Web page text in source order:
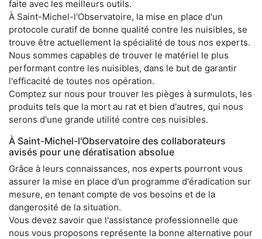
faite avec les meilleurs outils.
À Saint-Michel-l'Observatoire, la mise en place d'un
protocole curatif de bonne qualité contre les nuisibles, se
trouve être actuellement la spécialité de tous nos experts.
Nous sommes capables de trouver le matériel le plus
performant contre les nuisibles, dans le but de garantir
l'efficacité de toutes nos opération.
Comptez sur nous pour trouver les pièges à surmulots, les
produits tels que la mort au rat et bien d'autres, qui nous
serons d'une grande utilité contre ces nuisibles.
À Saint-Michel-l'Observatoire des collaborateurs
avisés pour une dératisation absolue
Grâce à leurs connaissances, nos experts pourront vous
assurer la mise en place d'un programme d'éradication sur
mesure, en tenant compte de vos besoins et de la
dangerosité de la situation.
Vous devez savoir que l'assistance professionnelle que
nous vous proposons représente la bonne alternative pour